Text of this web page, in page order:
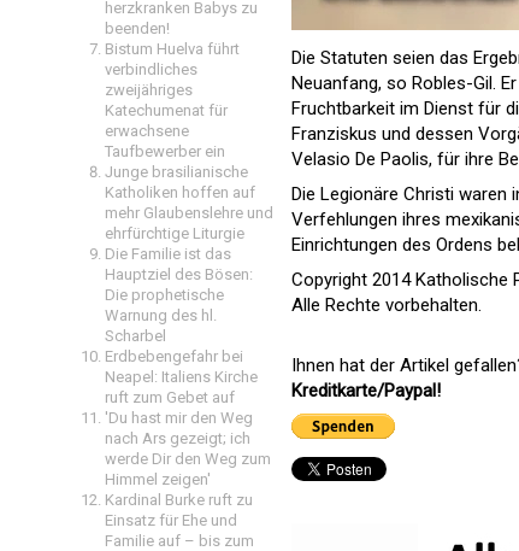
herzkranken Babys zu
beenden!
Bistum Huelva führt
verbindliches
zweijähriges
Katechumenat für
erwachsene
Taufbewerber ein
Junge brasilianische
Katholiken hoffen auf
mehr Glaubenslehre und
ehrfürchtige Liturgie
Die Familie ist das
Hauptziel des Bösen:
Die prophetische
Warnung des hl.
Scharbel
Erdbebengefahr bei
Neapel: Italiens Kirche
ruft zum Gebet auf
'Du hast mir den Weg
nach Ars gezeigt; ich
werde Dir den Weg zum
Himmel zeigen'
Kardinal Burke ruft zu
Einsatz für Ehe und
Familie auf – bis zum
Die Statuten seien das
Neuanfang, so Robles-Gil.
Fruchtbarkeit im Dienst für
Franziskus und dessen
Velasio De Paolis, für ihre
Die Legionäre Christi waren
Verfehlungen ihres
Einrichtungen des Ordens
Copyright 2014 Katholische
Alle Rechte vorbehalten.
Ihnen hat der Artikel
Kreditkarte/Paypal!